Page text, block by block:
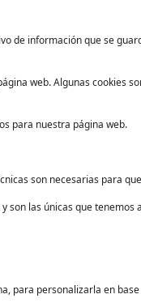
de información que se
web. Algunas cookies
para nuestra página web.
son necesarias para
son las únicas que tenemos
para personalizarla en base
de alguno de
Ayuda
FAQs